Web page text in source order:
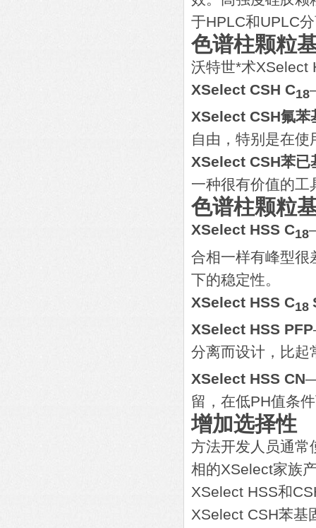
于HPLC和UPLC
色谱柱颗粒
沃特世*术XSelect
XSelect CSH C18
XSelect CSH氟苯
自由，特别是在
XSelect CSH苯已
一种很有价值的工
色谱柱颗粒
XSelect HSS C18
合相一样有峰型很
下的稳定性。
XSelect HSS C18
XSelect HSS PFP
分离而设计，比起
XSelect HSS CN
留，在低PH值条
增加选择性
方法开发人员通常
相的XSelect家族
XSelect HSS和
XSelect CSH苯基